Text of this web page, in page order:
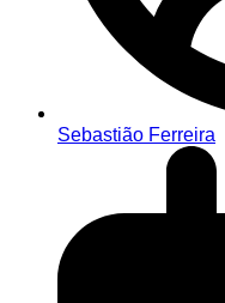
Sebastião Ferreira